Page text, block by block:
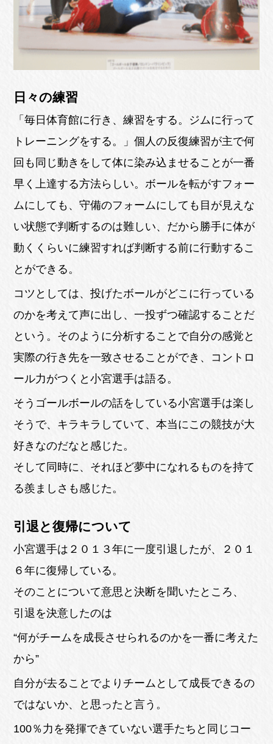
日々の練習
「毎日体育館に行き、練習をする。ジムに行って
トレーニングをする。」個人の反復練習が主で何
回も同じ動きをして体に染み込ませることが一番
早く上達する方法らしい。ボールを転がすフォー
ムにしても、守備のフォームにしても目が見えな
い状態で判断するのは難しい、だから勝手に体が
動くくらいに練習すれば判断する前に行動するこ
とができる。
コツとしては、投げたボールがどこに行っている
のかを考えて声に出し、一投ずつ確認することだ
という。そのように分析することで自分の感覚と
実際の行き先を一致させることができ、コントロ
ール力がつくと小宮選手は語る。
そうゴールボールの話をしている小宮選手は楽し
そうで、キラキラしていて、本当にこの競技が大
好きなのだなと感じた。
そして同時に、それほど夢中になれるものを持て
る羨ましさも感じた。
引退と復帰について
小宮選手は２０１３年に一度引退したが、２０１
６年に復帰している。
そのことについて意思と決断を聞いたところ、
引退を決意したのは
“何がチームを成長させられるのかを一番に考えた
から”
自分が去ることでよりチームとして成長できるの
ではないか、と思ったと言う。
100％力を発揮できていない選手たちと同じコー